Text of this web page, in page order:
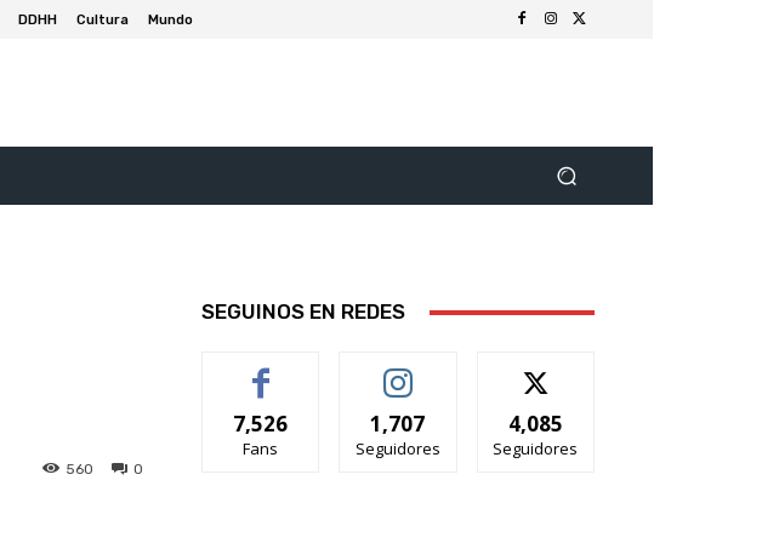
DDHH Cultura Mundo
0
560
SEGUINOS EN REDES
7,526
Fans
1,707
Seguidores
4,085
Seguidores